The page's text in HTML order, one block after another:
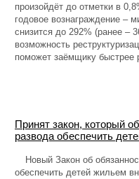
произойдёт до отметки в
годовое вознаграждение –
снизится до 292% (ранее –
возможность
поможет заёмщику быстрее
Принят закон, который
развода обеспечить
Новый Закон об
обеспечить детей жильем